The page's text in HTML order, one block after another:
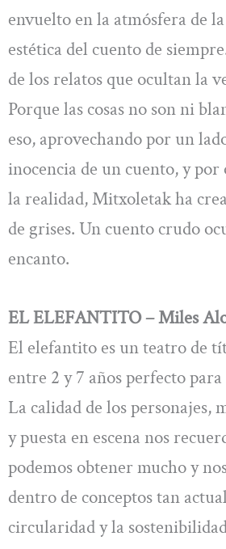
envuelto en la atmósfera de
estética del cuento de
de los relatos que ocultan la
Porque las cosas no son ni
eso, aprovechando por un
inocencia de un cuento, y por
la realidad, Mitxoletak ha
de grises. Un cuento crudo
encanto.
EL ELEFANTITO – Miles
El elefantito es un teatro de
entre 2 y 7 años perfecto
La calidad de los personajes,
y puesta en escena nos
podemos obtener mucho y
dentro de conceptos tan
circularidad y la